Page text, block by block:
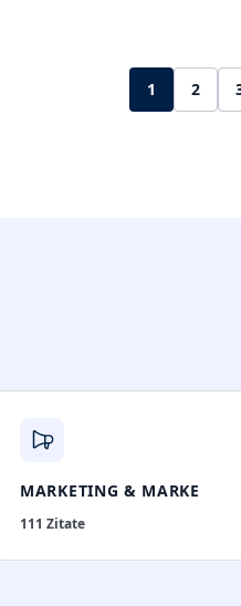
1 2
MARKETING & MARKE
111 Zitate